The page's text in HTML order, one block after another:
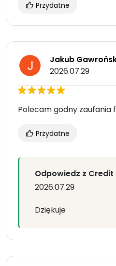
Przydatne
Jakub
2026.07.29
Polecam godny zaufania
Przydatne
Odpowiedz z Credit
2026.07.29
Dziękuje